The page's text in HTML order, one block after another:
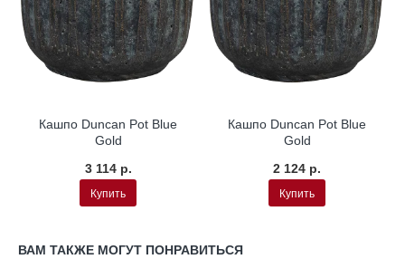
Кашпо Duncan Pot Blue
Gold
3 114 р.
Купить
Кашпо Duncan Pot Blue
Gold
2 124 р.
Купить
ВАМ ТАКЖЕ МОГУТ ПОНРАВИТЬСЯ